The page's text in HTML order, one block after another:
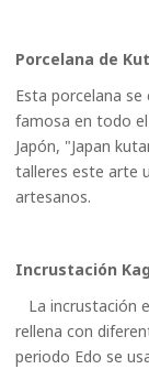
Porcelana de
Esta porcelana
famosa en todo
Japón, "Japan
talleres este arte
artesanos.
Incrustación
La incrustación
rellena con
periodo Edo se